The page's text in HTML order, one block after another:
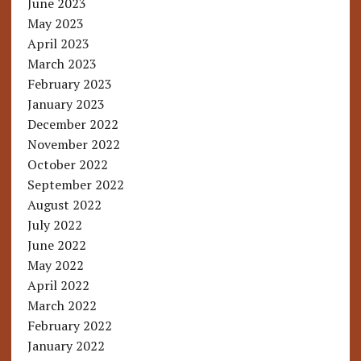
May 2023
April 2023
March 2023
February 2023
January 2023
December 2022
November 2022
October 2022
September 2022
August 2022
July 2022
June 2022
May 2022
April 2022
March 2022
February 2022
January 2022